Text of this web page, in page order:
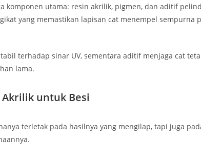
komponen utama: resin akrilik, pigmen, dan aditif
yang memastikan lapisan cat menempel sempurna
terhadap sinar UV, sementara aditif menjaga cat
lama.
untuk Besi
terletak pada hasilnya yang mengilap, tapi juga